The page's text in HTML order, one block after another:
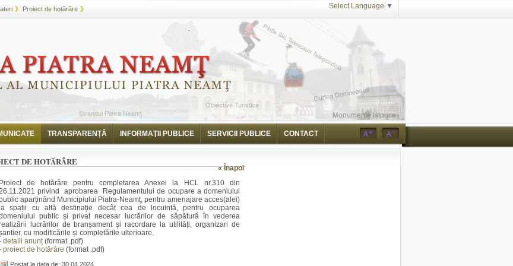
Proiect de hotărâre Select Language ▼
TRANSPARENȚĂ INFORMAŢII PUBLICE SERVICII PUBLICE CONTACT
« Înapoi
DE HOTĂRÂRE
Proiect de hotărâre pentru completarea Anexei la HCL nr.310 din
privind aprobarea Regulamentului de ocupare a domeniului
aparținând Municipiului Piatra-Neamț, pentru amenajare acces(alei)
la spații cu altă destinație decât cea de locuință, pentru ocuparea
public și privat necesar lucrărilor de săpătură în vederea
lucrărilor de branșament și racordare la utilități, organizari de
cu modificările și completările ulterioare.
detalii anunț(format .pdf)
proiect de hotărâre (format .pdf)
Postat la data de: 30.04.2024